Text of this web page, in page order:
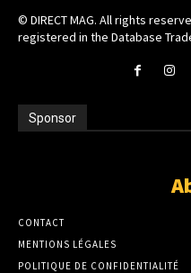
© DIRECT MAG. All rights
registered in the Database
Sponsor
CONTACT
MENTIONS LÉGALES
POLITIQUE DE CONFIDENTIALITÉ